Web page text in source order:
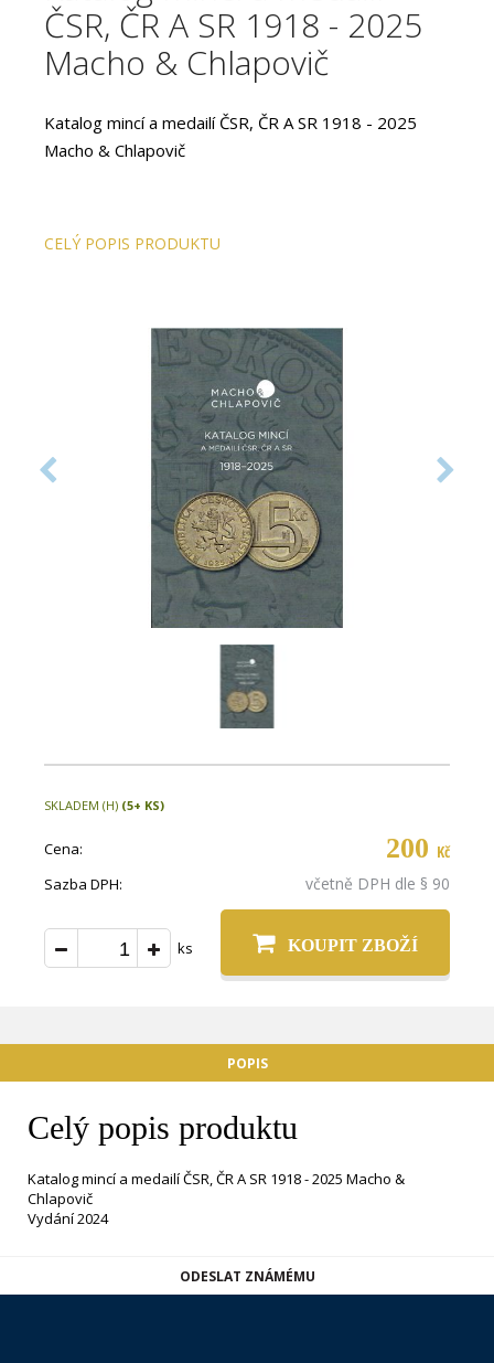
ČSR, ČR A SR 1918 - 2025
Macho & Chlapovič
Katalog mincí a medailí ČSR, ČR A SR 1918 - 2025
Macho & Chlapovič
CELÝ POPIS PRODUKTU
SKLADEM (H) (5+ KS)
Cena: 200 Kč
Sazba DPH: včetně DPH dle § 90
ks KOUPIT ZBOŽÍ
POPIS
Celý popis produktu
Katalog mincí a medailí ČSR, ČR A SR 1918 - 2025 Macho &
Chlapovič
Vydání 2024
ODESLAT ZNÁMÉMU